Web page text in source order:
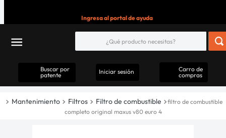
Ingresa al portal de ayuda
Buscar por
patente
Iniciar sesión
Carro de
compras
Mantenimiento Filtros Filtro de combustible
filtro de combustible
completo original maxus v80 euro 4